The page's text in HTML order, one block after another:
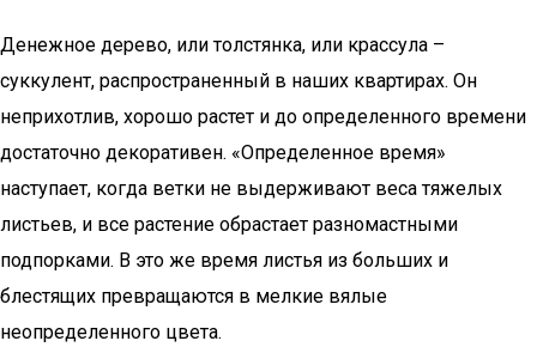
Денежное дерево, или толстянка, или крассула –
суккулент, распространенный в наших квартирах. Он
неприхотлив, хорошо растет и до определенного времени
достаточно декоративен. «Определенное время»
наступает, когда ветки не выдерживают веса тяжелых
листьев, и все растение обрастает разномастными
подпорками. В это же время листья из больших и
блестящих превращаются в мелкие вялые
неопределенного цвета.